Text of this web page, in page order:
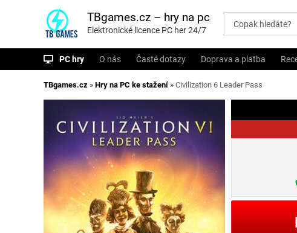
i
TBgames.cz – hry na pc
Elektronické licence PC her 24/7
PC hry O nás Časté dotazy Doprava a platba
TBgames.cz » Hry na PC ke stažení » Civilization 6 Leader Pass